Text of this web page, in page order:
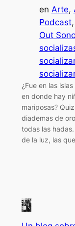
en Arte,
Podcast,
Out
¿Fue en las
en donde hay
mariposas?
diademas de
todas las
de la luz, las